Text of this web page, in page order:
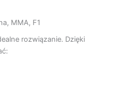
MMA, F1
rozwiązanie. Dzięki